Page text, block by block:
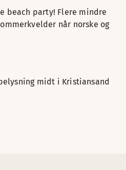
beach party! Flere mindre
når norske og
midt i Kristiansand